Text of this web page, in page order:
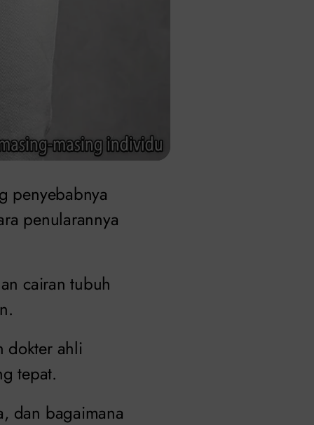
penyebabnya
penularannya
cairan tubuh
dokter ahli
tepat.
dan bagaimana